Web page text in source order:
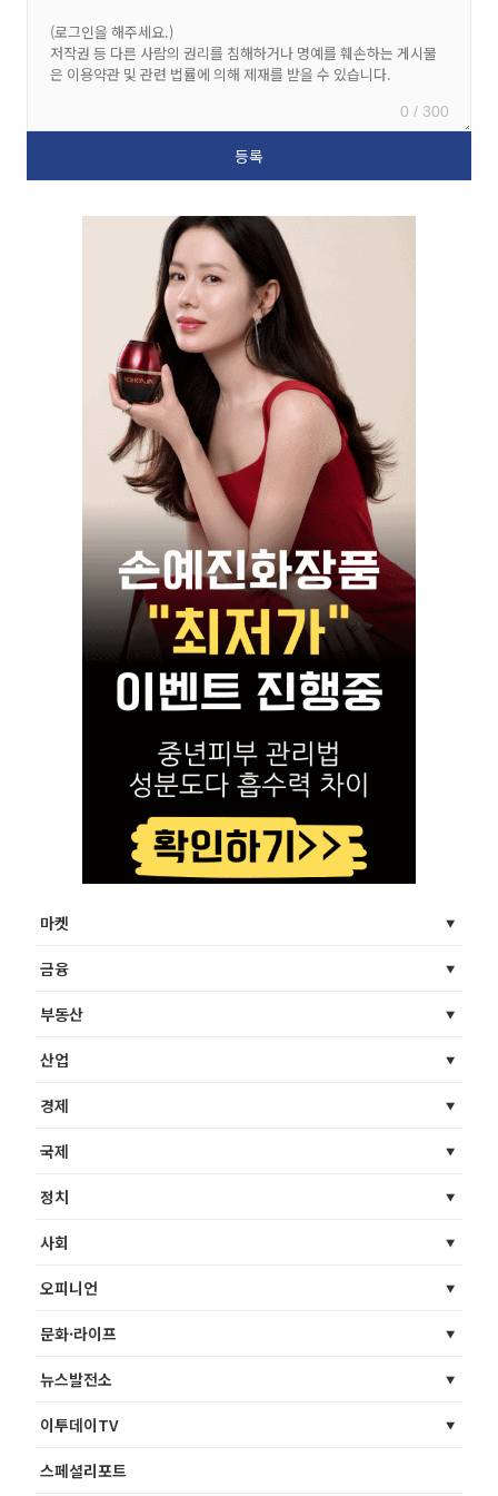
0 / 300
마켓
금융
부동산
산업
경제
국제
정치
사회
오피니언
문화·라이프
뉴스발전소
이투데이TV
스페셜리포트